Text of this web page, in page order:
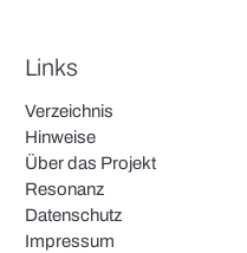
Links
Verzeichnis
Hinweise
Über das Projekt
Resonanz
Datenschutz
Impressum